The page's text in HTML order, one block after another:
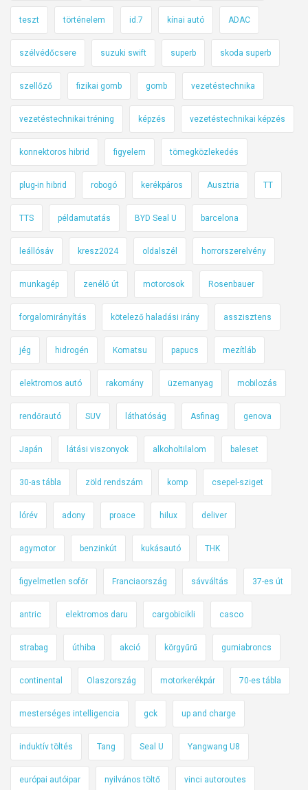
teszt történelem id.7 kínai autó ADAC
szélvédőcsere suzuki swift superb skoda superb
szellőző fizikai gomb gomb vezetéstechnika
vezetéstechnikai tréning képzés vezetéstechnikai képzés
konnektoros hibrid figyelem tömegközlekedés
plug-in hibrid robogó kerékpáros Ausztria TT
TTS példamutatás BYD Seal U barcelona
leállósáv kresz2024 oldalszél horrorszerelvény
munkagép zenélő út motorosok Rosenbauer
forgalomirányítás kötelező haladási irány asszisztens
jég hidrogén Komatsu papucs mezítláb
elektromos autó rakomány üzemanyag mobilozás
rendőrautó SUV láthatóság Asfinag genova
Japán látási viszonyok alkoholtilalom baleset
30-as tábla zöld rendszám komp csepel-sziget
lórév adony proace hilux deliver
agymotor benzinkút kukásautó THK
figyelmetlen sofőr Franciaország sávváltás 37-es út
antric elektromos daru cargobicikli casco
strabag úthiba akció körgyűrű gumiabroncs
continental Olaszország motorkerékpár 70-es tábla
mesterséges intelligencia gck up and charge
induktív töltés Tang Seal U Yangwang U8
európai autóipar nyilvános töltő vinci autoroutes